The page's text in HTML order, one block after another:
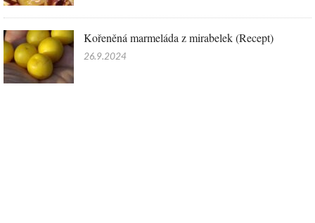
Kořeněná marmeláda z mirabelek (Recept)
26.9.2024